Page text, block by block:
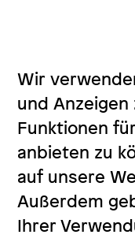
Wir
und
Funktionen
anbieten zu
auf unsere
Außerdem
Ihrer